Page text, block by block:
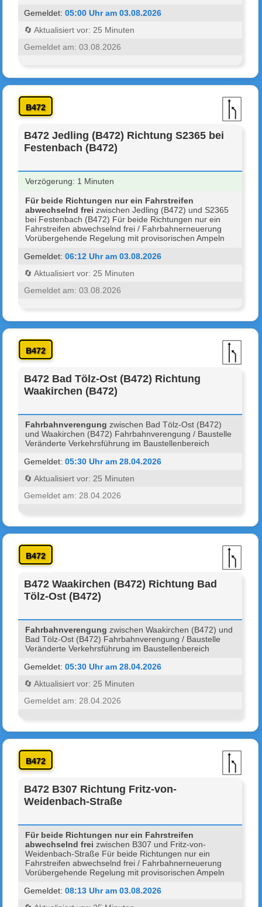
Gemeldet:05:00 Uhr am 03.08.2026
🔄 Aktualisiert vor: 25 Minuten
Gemeldet am: 03.08.2026
B472
B472 Jedling (B472) Richtung S2365 bei
Festenbach (B472)
Verzögerung: 1 Minuten
Für beide Richtungen nur ein Fahrstreifen
abwechselnd frei zwischen Jedling (B472) und S2365
bei Festenbach (B472) Für beide Richtungen nur ein
Fahrstreifen abwechselnd frei / Fahrbahnerneuerung
Vorübergehende Regelung mit provisorischen Ampeln
Gemeldet:06:12 Uhr am 03.08.2026
🔄 Aktualisiert vor: 25 Minuten
Gemeldet am: 03.08.2026
B472
B472 Bad Tölz-Ost (B472) Richtung
Waakirchen (B472)
Fahrbahnverengung zwischen Bad Tölz-Ost (B472)
und Waakirchen (B472) Fahrbahnverengung / Baustelle
Veränderte Verkehrsführung im Baustellenbereich
Gemeldet:05:30 Uhr am 28.04.2026
🔄 Aktualisiert vor: 25 Minuten
Gemeldet am: 28.04.2026
B472
B472 Waakirchen (B472) Richtung Bad
Tölz-Ost (B472)
Fahrbahnverengung zwischen Waakirchen (B472) und
Bad Tölz-Ost (B472) Fahrbahnverengung / Baustelle
Veränderte Verkehrsführung im Baustellenbereich
Gemeldet:05:30 Uhr am 28.04.2026
🔄 Aktualisiert vor: 25 Minuten
Gemeldet am: 28.04.2026
B472
B472 B307 Richtung Fritz-von-
Weidenbach-Straße
Für beide Richtungen nur ein Fahrstreifen
abwechselnd frei zwischen B307 und Fritz-von-
Weidenbach-Straße Für beide Richtungen nur ein
Fahrstreifen abwechselnd frei / Fahrbahnerneuerung
Vorübergehende Regelung mit provisorischen Ampeln
Gemeldet:08:13 Uhr am 03.08.2026